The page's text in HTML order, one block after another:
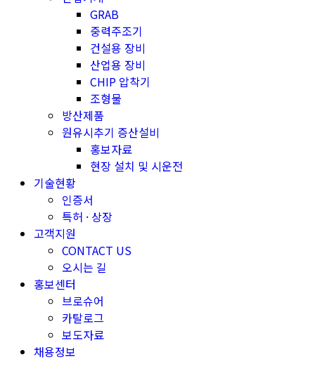
GRAB
중력주조기
건설용 장비
산업용 장비
CHIP 압착기
조형물
방산제품
원유시추기 증산설비
홍보자료
현장 설치 및 시운전
기술현황
인증서
특허 · 상장
고객지원
CONTACT US
오시는 길
홍보센터
브로슈어
카탈로그
보도자료
채용정보